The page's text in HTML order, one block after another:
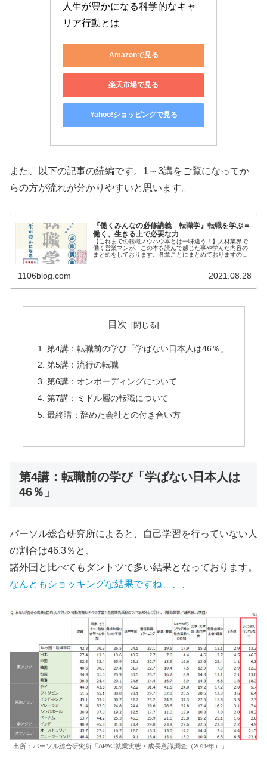
人生が豊かになる科学的なキャ
リア行動とは
Amazonで見る
楽天市場で見る
Yahoo!ショッピングで見る
また、以下の記事の続編です。1～3講をご覧になってか
らの方が流れが分かりやすいと思います。
『働くみんなの必修講義 転職学』転職を学ぶ＝
働く、生きる上で必要な力
【これまでの転職ノウハウ本とは一味違う！】人材業界で
働く営業マンが、この本を読んで感じた事や学んだ内容の
まとめをしております。各章ごとにまとめておりますの
1106blog.com 2021.08.28
目次
第4講：転職前の学び「学ばない日本人は46％」
第5講：流行の転職
第6講：オンボーディングについて
第7講：ミドル層の転職について
最終講：辞めた会社との付き合い方
第4講：転職前の学び「学ばない日本人は
46％」
パーソル総合研究所によると、自己学習を行っていない人
の割合は46.3％と、
諸外国と比べてもダントツで多い結果となっております。
なんともショッキングな結果ですね、、、
出所：パーソル総合研究所「APAC就業実態・成長意識調査（2019年）」